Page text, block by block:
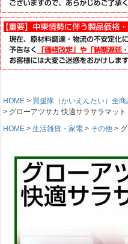
HOME
買援隊（かいえんたい）全商
グローアツサカ 快適サラサラマット
HOME
生活雑貨・家電 その他